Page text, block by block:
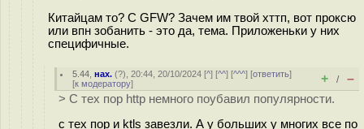
Китайцам то? С GFW? Зачем им твой хттп, вот проксю
или впн зобанить - это да, тема. Приложеньки у них
специфичные.
5.44 ,нах. (?), 20:44, 20/10/2024 [^] [^^] [^^^] [ответить]
[к модератору] + / –
> С тех пор http немного поубавил популярности.
с тех пор и ktls завезли. А у больших у многих все по